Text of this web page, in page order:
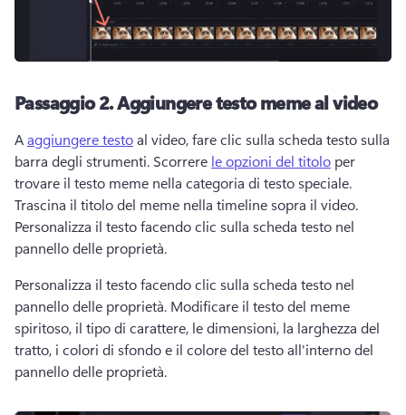
Passaggio 2.Aggiungere testo meme al video
A aggiungere testo al video, fare clic sulla scheda testo sulla
barra degli strumenti. Scorrere le opzioni del titolo per
Personalizza il testo facendo clic sulla scheda testo nel
pannello delle proprietà.
Personalizza il testo facendo clic sulla scheda testo nel
pannello delle proprietà. Modificare il testo del meme
spiritoso, il tipo di carattere, le dimensioni, la larghezza del
tratto, i colori di sfondo e il colore del testo all'interno del
pannello delle proprietà.